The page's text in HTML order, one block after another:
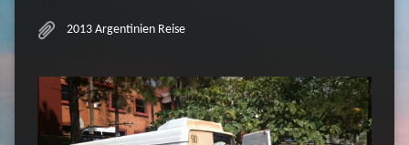
2013 Argentinien Reise